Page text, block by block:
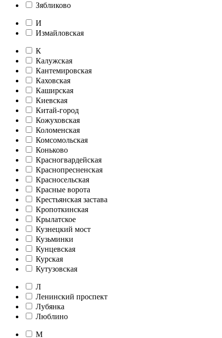
Зябликово
И
Измайловская
К
Калужская
Кантемировская
Каховская
Каширская
Киевская
Китай-город
Кожуховская
Коломенская
Комсомольская
Коньково
Красногвардейская
Краснопресненская
Красносельская
Красные ворота
Крестьянская застава
Кропоткинская
Крылатское
Кузнецкий мост
Кузьминки
Кунцевская
Курская
Кутузовская
Л
Ленинский проспект
Лубянка
Люблино
М